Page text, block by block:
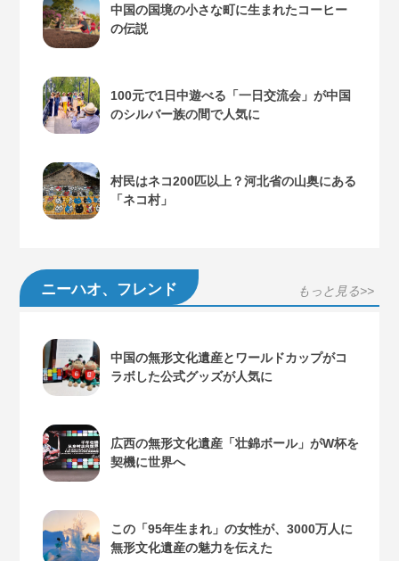
中国の国境の小さな町に生まれたコーヒー
の伝説
100元で1日中遊べる「一日交流会」が中国
のシルバー族の間で人気に
村民はネコ200匹以上？河北省の山奥にある
「ネコ村」
ニーハオ、フレンド もっと見る>>
中国の無形文化遺産とワールドカップがコ
ラボした公式グッズが人気に
広西の無形文化遺産「壮錦ボール」がW杯を
契機に世界へ
この「95年生まれ」の女性が、3000万人に
無形文化遺産の魅力を伝えた